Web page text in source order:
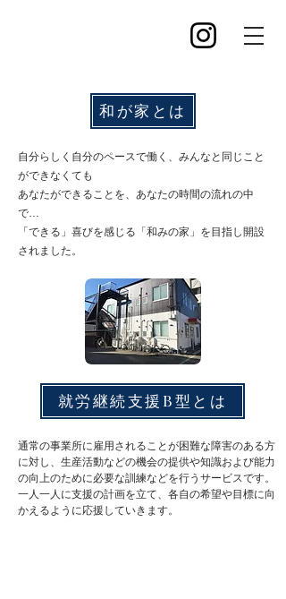
和が家とは
自分らしく自分のペースで働く、みんなと同じこと
ができなくても
あなたができることを、あなたの時間の流れの中
で…
「できる」喜びを感じる「和みの家」を目指し開設
されました。
就労継続支援B型とは
通常の事業所に雇用されることが困難な障害のある方
に対し、 生産活動などの機会の提供や知識および能力
の向上のために必要な訓練などを行う サービスです。
一人一人に支援の計画を立て、各自の希望や目標に向
かえるように応援していきます。